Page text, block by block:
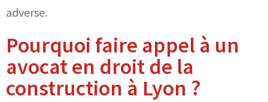
adverse.
Pourquoi faire appel à un
avocat en droit de la
construction à Lyon ?